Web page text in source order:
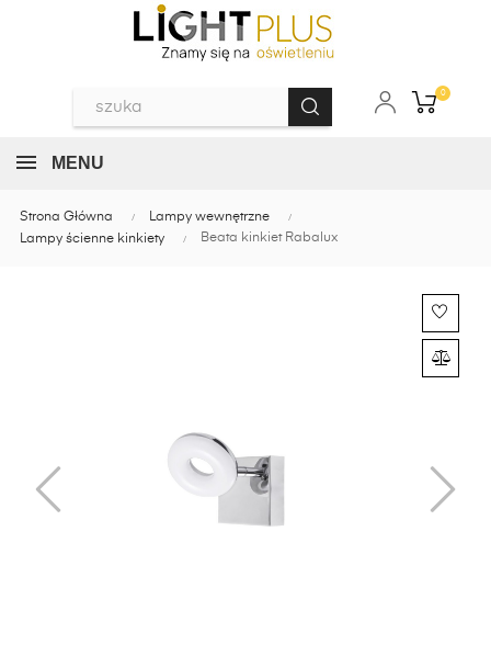
0
MENU
Strona Główna
Lampy wewnętrzne
Lampy ścienne kinkiety
Beata kinkiet Rabalux